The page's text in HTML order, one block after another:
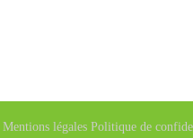
Mentions légales Politique de